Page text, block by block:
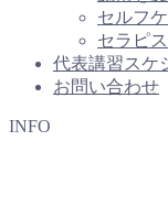
セルフ
セラピ
代表講習スケ
お問い合わせ
INFO